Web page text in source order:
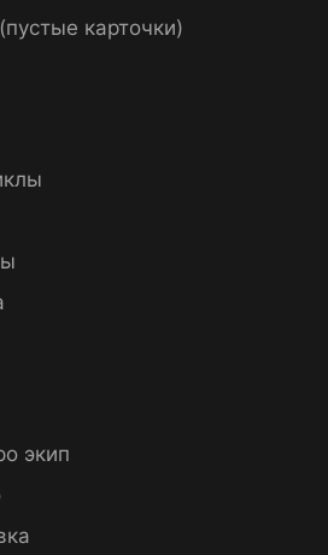
карточки)
экип